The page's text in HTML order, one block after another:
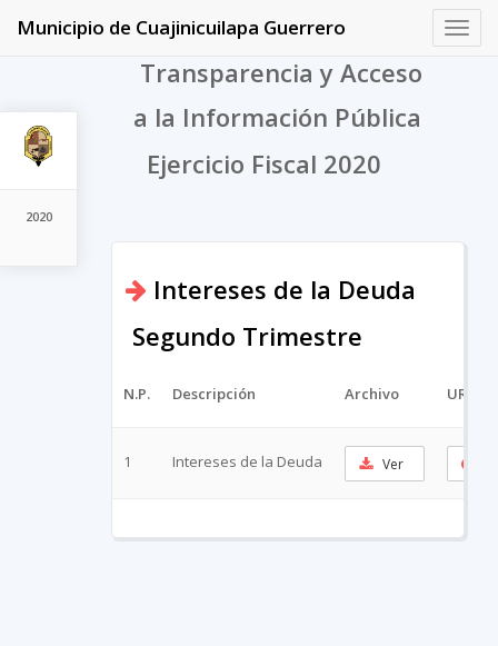
2020
Municipio de Cuajinicuilapa Guerrero
Transparencia y Acceso
a la Información Pública
Ejercicio Fiscal 2020
Intereses de la Deuda
Segundo Trimestre
N.P. Descripción Archivo URL
1 Intereses de la Deuda Ver